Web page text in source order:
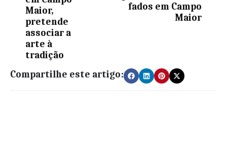
Maior,
pretende
associar a
arte à
tradição
fados em Campo
Maior
Compartilhe este artigo: